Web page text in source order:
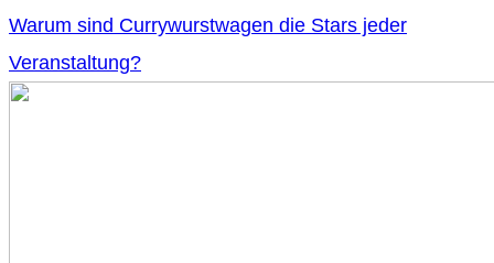
Warum sind Currywurstwagen die Stars jeder
Veranstaltung?